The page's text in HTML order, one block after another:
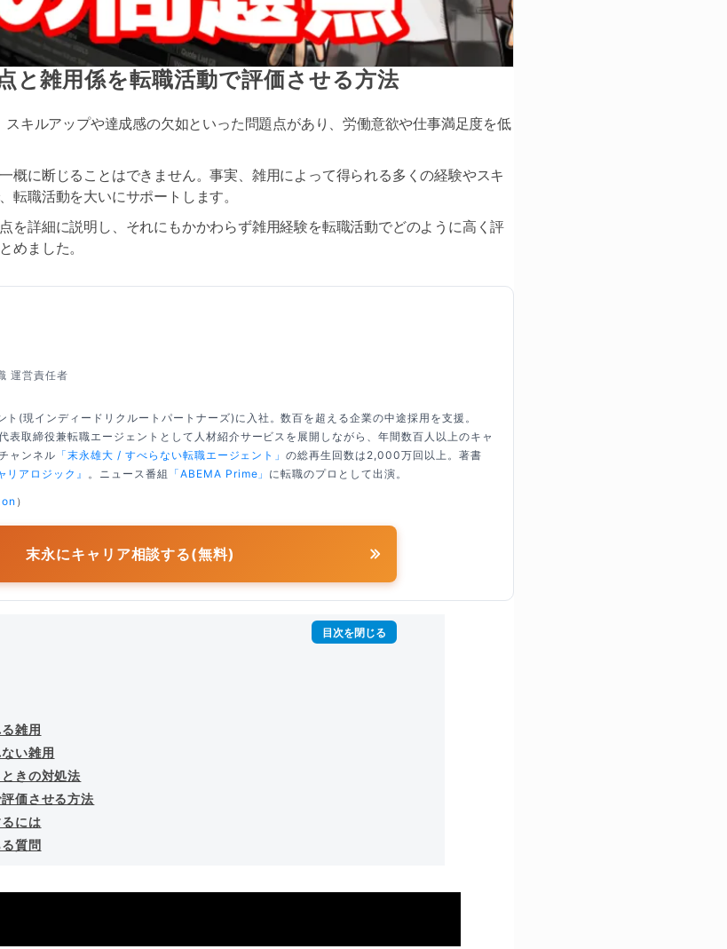
と雑用係を転職活動で評価させる方法
スキルアップや達成感の欠如といった問題点があり、労働意欲や仕事満足度を低
概に断じることはできません。事実、雑用によって得られる多くの経験やスキ
転職活動を大いにサポートします。
を詳細に説明し、それにもかかわらず雑用経験を転職活動でどのように高く評
めました。
運営責任者
ト(現インディードリクルートパートナーズ)に入社。数百を超える企業の中途採用を支援。
表取締役兼転職エージェントとして人材紹介サービスを展開しながら、年間数百人以上のキャ
ャンネル 「末永雄大 / すべらない転職エージェント」の総再生回数は2,000万回以上。著書
リアロジック』 。ニュース番組 「ABEMA Prime」 に転職のプロとして出演。
）
末永にキャリア相談する(無料)
雑用
い雑用
きの対処法
価させる方法
には
質問